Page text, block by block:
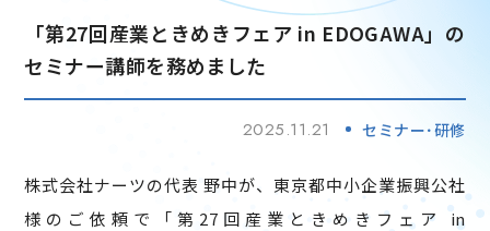
「第27回産業ときめきフェア in EDOGAWA」の
セミナー講師を務めました
2025.11.21 セミナー･研修
株式会社ナーツの代表 野中が、東京都中小企業振興公社
様のご依頼で「第27回産業ときめきフェア in